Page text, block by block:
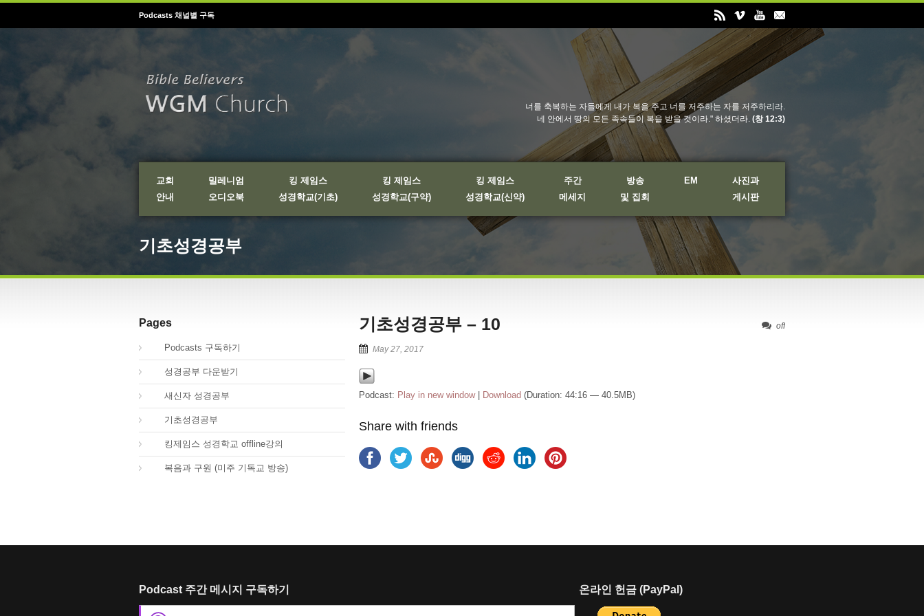
Podcasts 채널별 구독
너를 축복하는 자들에게 내가 복을 주고 너를 저주하는 자를 저주하리라.
네 안에서 땅의 모든 족속들이 복을 받을 것이라." 하셨더라. (창 12:3)
교회
안내
밀레니엄
오디오북
킹 제임스
성경학교(기초)
킹 제임스
성경학교(구약)
킹 제임스
성경학교(신약)
주간
메세지
방송
및 집회
EM
사진과
게시판
기초성경공부
off
기초성경공부 – 10
May 27, 2017
Podcast: Play in new window| Download (Duration: 44:16 — 40.5MB)
Share with friends
Pages
Podcasts 구독하기
성경공부 다운받기
새신자 성경공부
기초성경공부
킹제임스 성경학교 offline강의
복음과 구원 (미주 기독교 방송)
Podcast 주간 메시지 구독하기 온라인 헌금 (PayPal)